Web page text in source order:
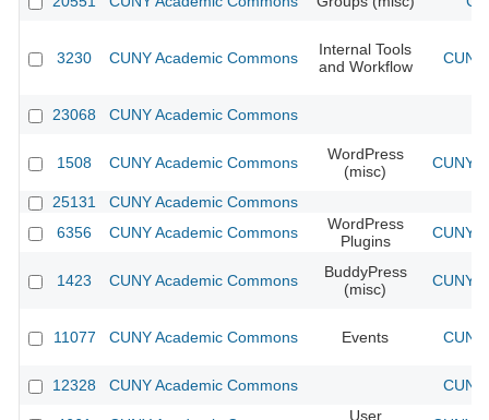
3230 CUNY Academic Commons
Internal Tools
and Workflow
23068 CUNY Academic Commons
1508 CUNY Academic Commons
WordPress
(misc)
CUNY
25131
CUNY Academic Commons
6356
CUNY Academic Commons
WordPress
Plugins
CUNY
1423 CUNY Academic Commons
BuddyPress
(misc)
CUNY
11077 CUNY Academic Commons Events
12328 CUNY Academic Commons
User